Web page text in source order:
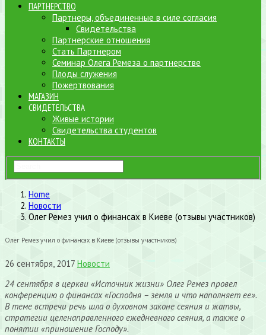
ПАРТНЕРСТВО
Партнеры, объединенные в силе согласия
Свидетельства
Партнерские отношения
Стать Партнером
Семинар Олега Ремеза о партнерстве
Плоды служения
Пожертвования
МАГАЗИН
СВИДЕТЕЛЬСТВА
Живые истории
Свидетельства студентов
КОНТАКТЫ
Home
Новости
Олег Ремез учил о финансах в Киеве (отзывы участников)
Олег Ремез учил о финансах в Киеве (отзывы участников)
26 сентября, 2017 Новости
24 сентября в церкви «Источник жизни» Олег Ремез провел
конференцию о финансах «Господня – земля и что наполняет ее».
В теме встречи речь шла о духовном законе сеяния и жатвы,
стратегии целенаправленного ежедневного сеяния, а также о
понятии «приношение Господу».